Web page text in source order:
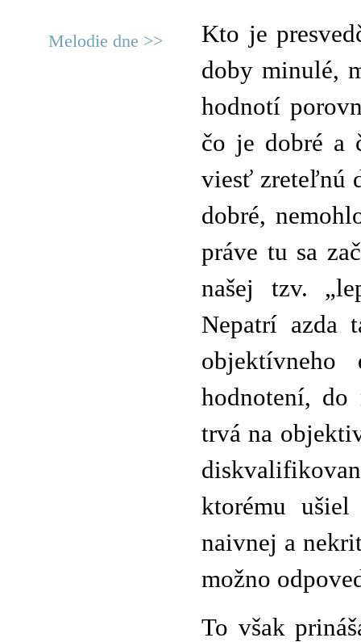
Melodie dne >>
Kto je
doby minulé,
hodnotí
čo je dobré a
viesť zreteľnú
dobré,
práve tu sa
našej tzv.
Nepatrí azda
hodnotení,
trvá na
ktorému
naivnej a
možno
To však